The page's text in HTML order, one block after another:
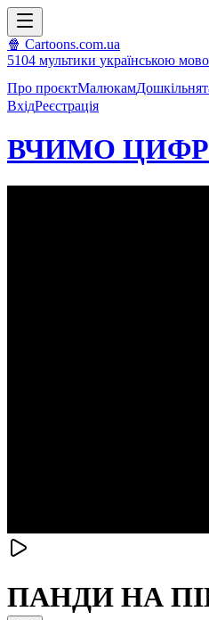
🍿 Cartoons.com.ua
5104 мультики українською
Про проєктМалюкам
ВхідРеєстрація
ВЧИМО
ПАНДИ НА